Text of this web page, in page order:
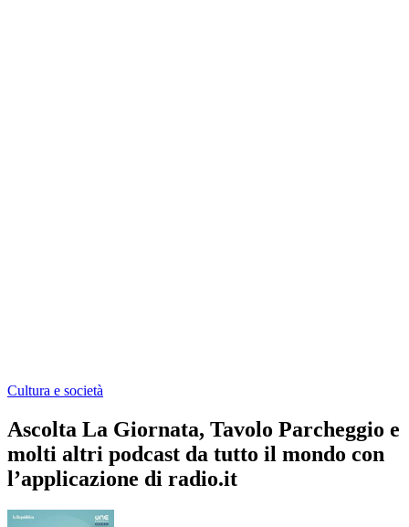
Cultura e società
Ascolta La Giornata, Tavolo Parcheggio e
molti altri podcast da tutto il mondo con
l’applicazione di radio.it